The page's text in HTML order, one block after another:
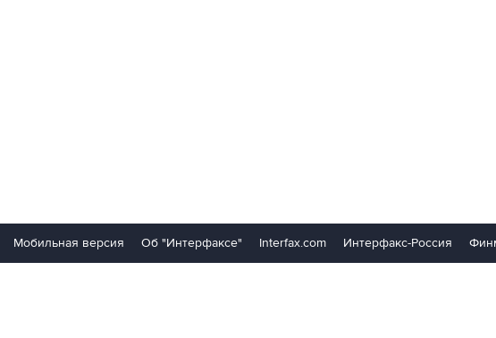
Мобильная версия Об "Интерфаксе" Interfax.com Интерфакс-Россия